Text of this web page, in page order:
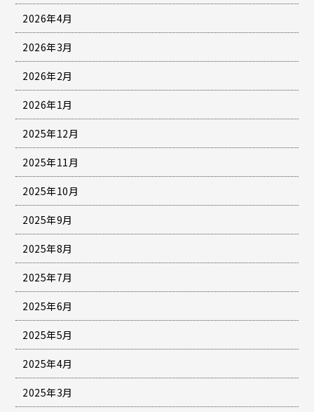
2026年4月
2026年3月
2026年2月
2026年1月
2025年12月
2025年11月
2025年10月
2025年9月
2025年8月
2025年7月
2025年6月
2025年5月
2025年4月
2025年3月